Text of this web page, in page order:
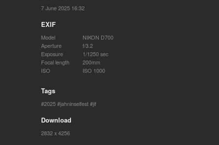
7 June 2025 16:32
EXIF
Model
NIKON D700
Aperture
f/3.2
Exposure
1/1250 sec
Focal length
200mm
ISO
ISO 1000
Tags
2025 jahninselfest jif
Download
2832 x 4256